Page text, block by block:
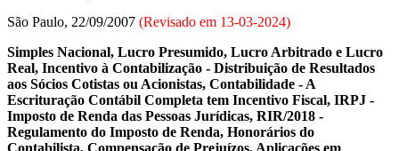
São Paulo, 22/09/2007 (Revisado em 13-03-2024)
Simples Nacional, Lucro Presumido, Lucro Arbitrado e Lucro
Real, Incentivo à Contabilização - Distribuição de Resultados
aos Sócios Cotistas ou Acionistas, Contabilidade - A
Escrituração Contábil Completa tem Incentivo Fiscal, IRPJ -
Imposto de Renda das Pessoas Jurídicas, RIR/2018 -
Regulamento do Imposto de Renda, Honorários do
Contabilista, Compensação de Prejuízos, Aplicações em